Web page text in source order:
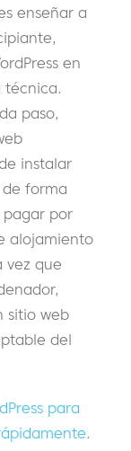
enseñar a
en
técnica.
paso,
instalar
de forma
por
alojamiento
vez que
sitio web
del
para
.